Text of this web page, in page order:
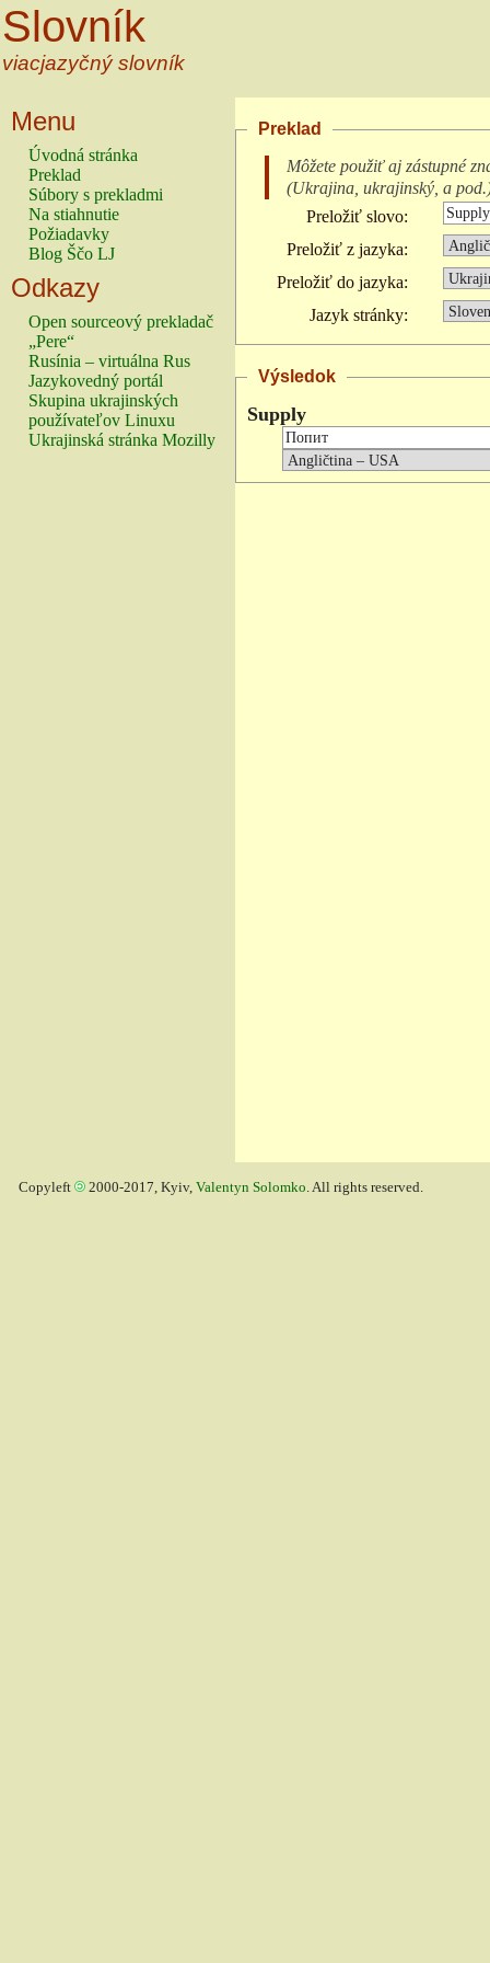
Slovník
viacjazyčný slovník
Menu
Úvodná stránka
Preklad
Súbory s prekladmi
Na stiahnutie
Požiadavky
Blog Ščo LJ
Odkazy
Open sourceový prekladač
„Pere“
Rusínia – virtuálna Rus
Jazykovedný portál
Skupina ukrajinských
používateľov Linuxu
Ukrajinská stránka Mozilly
Preklad
Môžete použiť aj zástupné
(Ukrajina, ukrajinský, a pod.
Preložiť slovo:
Preložiť z jazyka:
Preložiť do jazyka:
Jazyk stránky:
Výsledok
Supply
Copyleft 2000-2017, Kyiv, Valentyn Solomko. All rights reserved.